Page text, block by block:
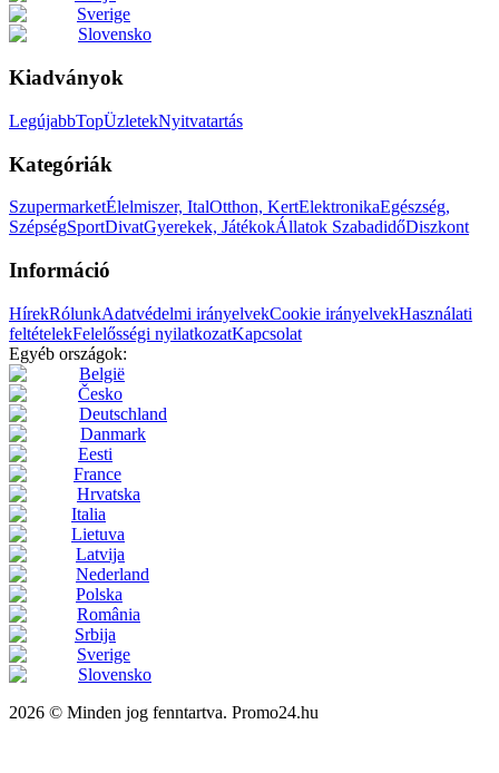
Sverige
Slovensko
Kiadványok
LegújabbTopÜzletekNyitvatartás
Kategóriák
SzupermarketÉlelmiszer, ItalOtthon, KertElektronikaEgészség,
SzépségSportDivatGyerekek, JátékokÁllatok SzabadidőDiszkont
Információ
HírekRólunkAdatvédelmi irányelvekCookie irányelvekHasználati
feltételekFelelősségi nyilatkozatKapcsolat
Egyéb országok:
België
Česko
Deutschland
Danmark
Eesti
France
Hrvatska
Italia
Lietuva
Latvija
Nederland
Polska
România
Srbija
Sverige
Slovensko
2026 © Minden jog fenntartva. Promo24.hu